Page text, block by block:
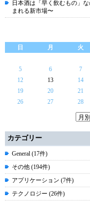
日本酒は「早く飲むもの」
まれる新市場〜
日
月 火
5
6 7
12
13 14
19
20 21
26
27 28
カテゴリー
General (17件)
その他 (194件)
アプリケーション (7件)
テクノロジー (26件)